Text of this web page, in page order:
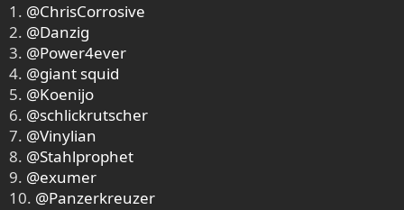
1. @ChrisCorrosive
2. @Danzig
3. @Power4ever
4. @giant squid
5. @Koenijo
6. @schlickrutscher
7. @Vinylian
8. @Stahlprophet
9. @exumer
10. @Panzerkreuzer